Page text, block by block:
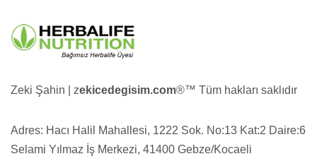
Zeki Şahin | zekicedegisim.com®️™️ Tüm hakları saklıdır
Adres: Hacı Halil Mahallesi, 1222 Sok. No:13 Kat:2 Daire:6
Selami Yılmaz İş Merkezi, 41400 Gebze/Kocaeli